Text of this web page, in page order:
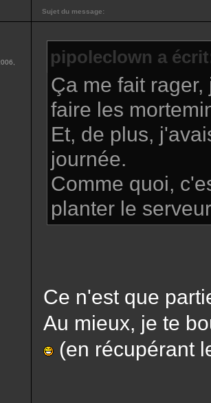
Sujet du message:
pipoleclown a
Ça me fait
faire les
Et, de plus,
journée.
Comme quoi,
planter le serveur
Ce n'est que
Au mieux, je te
(en récupérant